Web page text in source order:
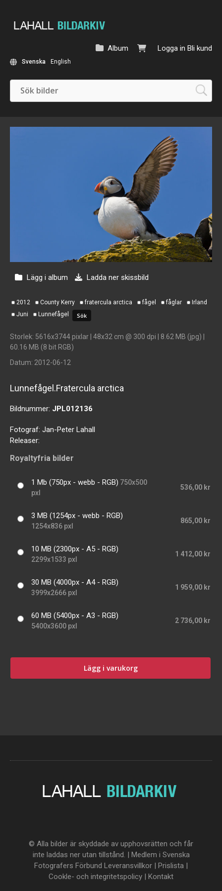
Logga in Bli kund
Album
Svenska English
Lägg i album Ladda ner skissbild
2012 County Kerry fratercula arctica fågel fåglar
Irland
Juni
Lunnefågel
Storlek: 5616x3744 pixlar | 48x32 cm @ 300 dpi | 8.62 MB (jpg) |
60.16 MB (8 bit RGB)
Datum: 2012-06-12
Lunnefågel.Fratercula arctica
Bildnummer: JPL012136
Fotograf: Jan-Peter Lahall
Releaser:
Royaltyfria bilder
1 Mb (750px - webb - RGB) 750x500
pxl
536,00 kr
3 MB (1254px - webb - RGB)
1254x836 pxl
865,00 kr
10 MB (2300px - A5 - RGB)
2299x1533 pxl
1 412,00 kr
30 MB (4000px - A4 - RGB)
3999x2666 pxl
1 959,00 kr
60 MB (5400px - A3 - RGB)
5400x3600 pxl
2 736,00 kr
Lägg i varukorg
© Alla bilder är skyddade av upphovsrätten och får
inte laddas ner utan tillstånd. | Medlem i Svenska
Fotografers Förbund Leveransvillkor | Prislista |
Cookle- och integritetspolicy | Kontakt